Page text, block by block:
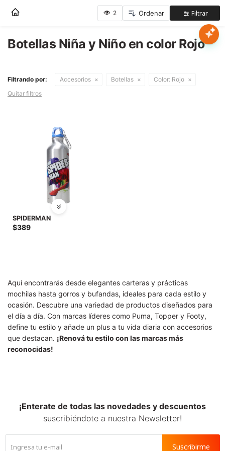
Nota:
este
web
incluye
de
accesibilidad.
Botellas Niña y Niño en color Rojo
Filtrando por: Accesorios Botellas Color: Rojo
Quitar filtros
SPIDERMAN
$389
Aquí encontrarás desde elegantes carteras y prácticas
mochilas hasta gorros y bufandas, ideales para cada estilo y
ocasión. Descubre una variedad de productos diseñados para
el día a día. Con marcas líderes como Puma, Topper y Footy,
define tu estilo y añade un plus a tu vida diaria con accesorios
que destacan. ¡Renová tu estilo con las marcas más
reconocidas!
¡Enterate de todas las novedades y descuentos
suscribiéndote a nuestra Newsletter!
Suscribirme
Mujer
Hombre
Accesorios
Novedades
SALE